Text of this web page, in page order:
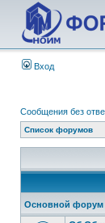
Вход
Сообщения без
Список форумов
Основной форум